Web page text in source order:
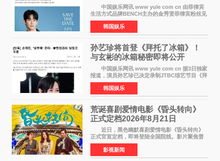
中国娱乐网讯 www yule com cn 由菲律宾
生活方式品牌BENCH主办的金秀贤菲律宾粉丝见
面会，将于10月2日在马尼拉SM Mall of
Asia（MOA）竞技场举行，预计规模达2万人。
这也是金秀贤自去年陷
韩国娱乐
孙艺珍将首登《拜托了冰箱》！
与玄彬的冰箱秘密即将公开
中国娱乐网讯 www yule com cn 据3日独家
报道，演员孙艺珍已决定录制JTBC综艺节目《拜
托了冰箱》，目前正在协调具体细节。这是孙艺
珍首次公开个人冰箱，也是她婚后首次以玄彬的
妻子身份参与
韩国娱乐
荒诞喜剧爱情电影《昏头转向》
正式定档2026年8月21日
近日，黑色幽默喜剧爱情电影《昏头转向》
正式官宣定档，即将登陆全国院线。影片聚焦普
通人的荒诞生活，以戏谑诙谐的镜头语言、反转
不断的剧情，融合爆笑喜剧与细腻爱情元素，打
造出一部接地气
影视新闻